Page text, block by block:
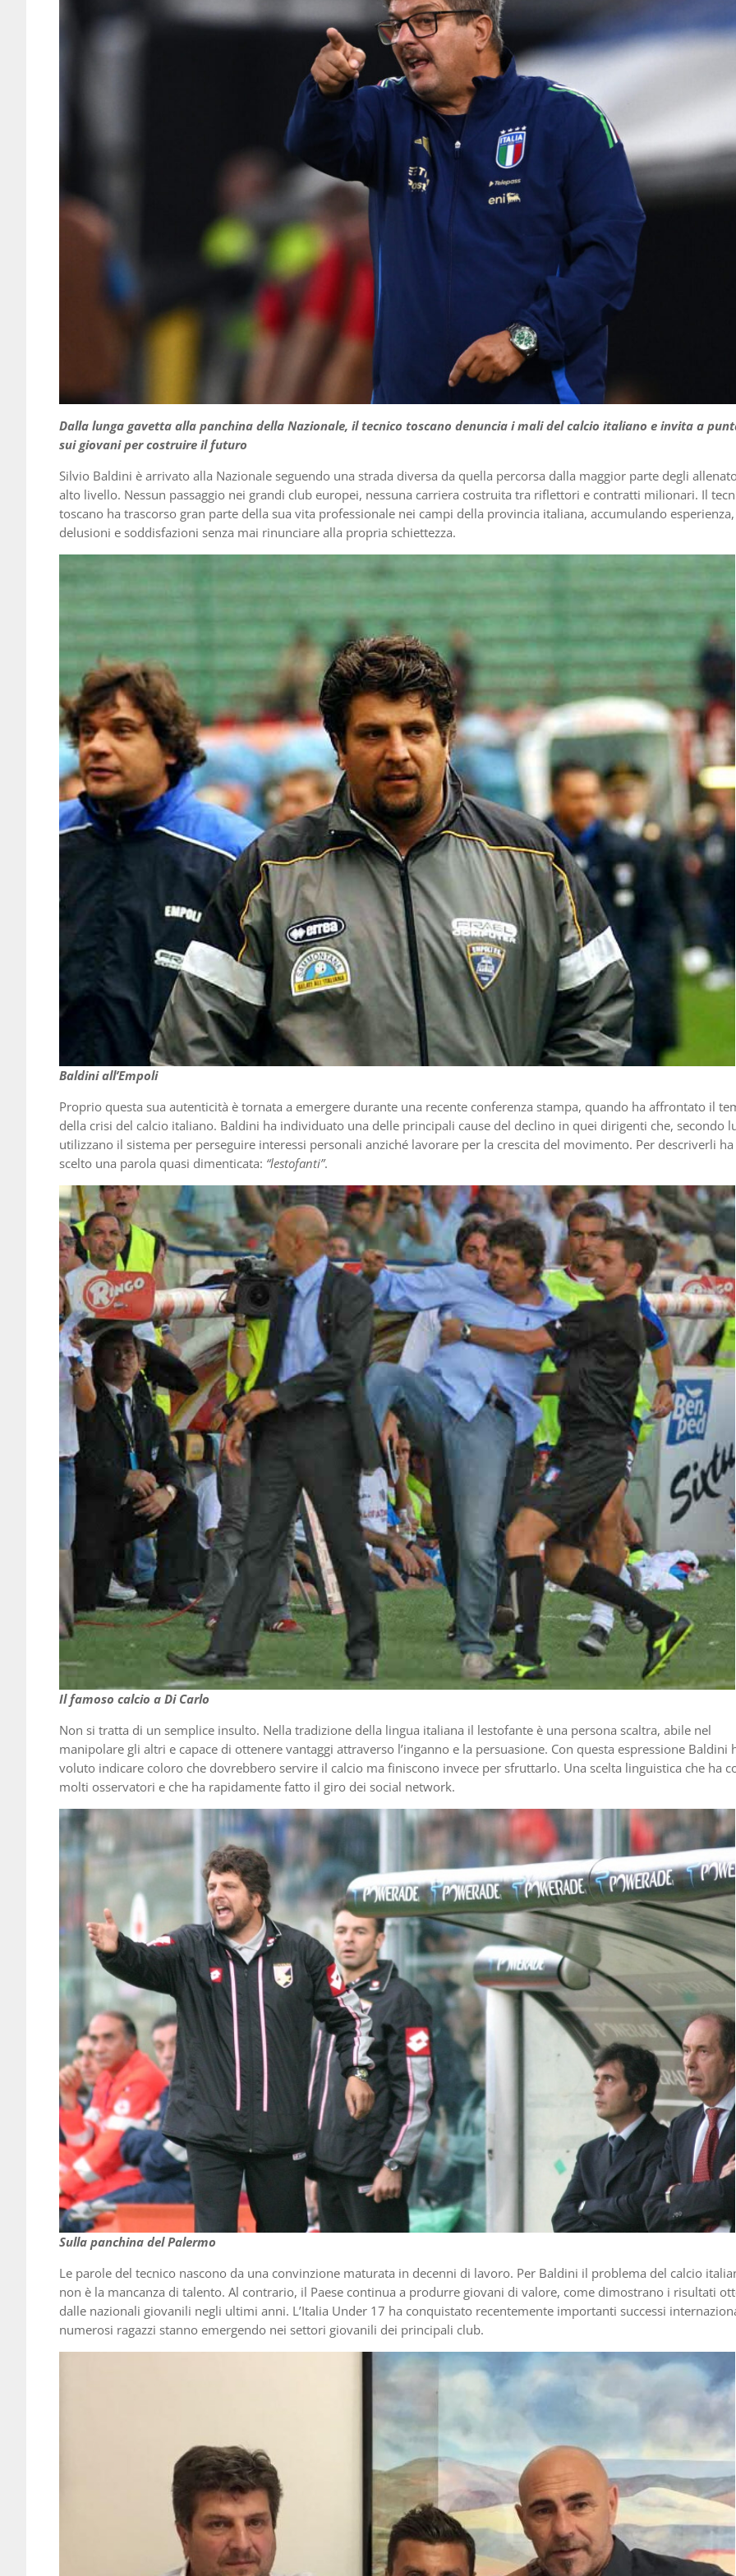
Dalla lunga gavetta alla panchina della Nazionale, il tecnico toscano denuncia i mali del calcio italiano e invita a
sui giovani per costruire il futuro
Silvio Baldini è arrivato alla Nazionale seguendo una strada diversa da quella percorsa dalla maggior parte degli
alto livello. Nessun passaggio nei grandi club europei, nessuna carriera costruita tra riflettori e contratti milionari. Il
toscano ha trascorso gran parte della sua vita professionale nei campi della provincia italiana, accumulando esperienza,
delusioni e soddisfazioni senza mai rinunciare alla propria schiettezza.
Baldini all’Empoli
Proprio questa sua autenticità è tornata a emergere durante una recente conferenza stampa, quando ha affrontato il
della crisi del calcio italiano. Baldini ha individuato una delle principali cause del declino in quei dirigenti che, secondo
utilizzano il sistema per perseguire interessi personali anziché lavorare per la crescita del movimento. Per descriverli ha
scelto una parola quasi dimenticata: “lestofanti”.
Il famoso calcio a Di Carlo
Non si tratta di un semplice insulto. Nella tradizione della lingua italiana il lestofante è una persona scaltra, abile nel
manipolare gli altri e capace di ottenere vantaggi attraverso l’inganno e la persuasione. Con questa espressione Baldini
voluto indicare coloro che dovrebbero servire il calcio ma finiscono invece per sfruttarlo. Una scelta linguistica che ha
molti osservatori e che ha rapidamente fatto il giro dei social network.
Sulla panchina del Palermo
Le parole del tecnico nascono da una convinzione maturata in decenni di lavoro. Per Baldini il problema del calcio
non è la mancanza di talento. Al contrario, il Paese continua a produrre giovani di valore, come dimostrano i risultati
dalle nazionali giovanili negli ultimi anni. L’Italia Under 17 ha conquistato recentemente importanti successi
numerosi ragazzi stanno emergendo nei settori giovanili dei principali club.